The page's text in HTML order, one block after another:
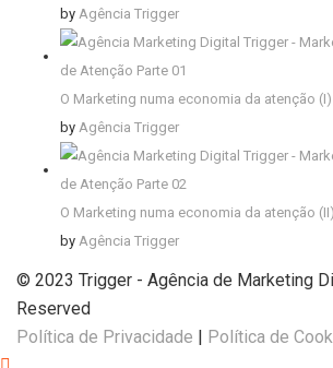
by Agência Trigger
O Marketing numa economia da atenção (I)
by Agência Trigger
O Marketing numa economia da atenção (II)
by Agência Trigger
© 2023 Trigger - Agência de Marketing
Reserved
Política de Privacidade
Política de